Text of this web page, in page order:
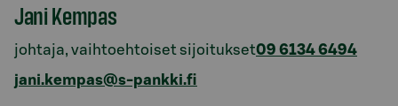
Jani Kempas
johtaja, vaihtoehtoiset sijoitukset09 6134 6494
jani.kempas@s-pankki.fi